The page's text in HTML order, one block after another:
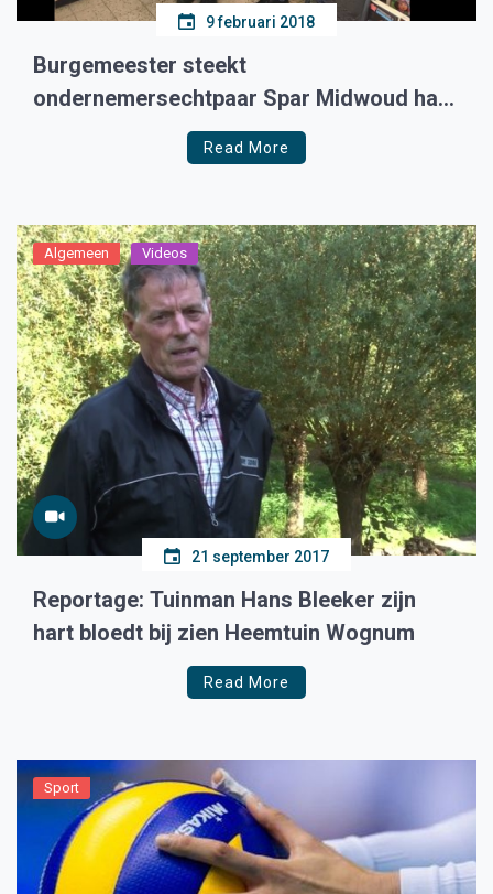
9 februari 2018
Burgemeester steekt
ondernemersechtpaar Spar Midwoud hart
Read More
Algemeen Videos
21 september 2017
Reportage: Tuinman Hans Bleeker zijn
hart bloedt bij zien Heemtuin Wognum
Read More
Sport